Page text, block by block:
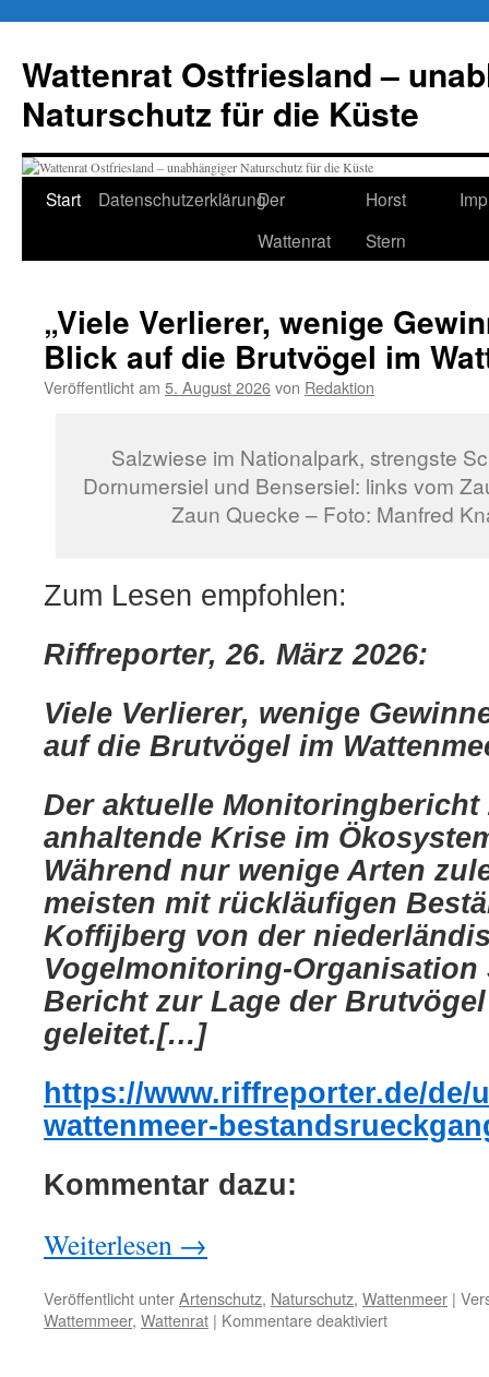
springen
Wattenrat Ostfriesland –
Naturschutz für die Küste
Start DatenschutzerklärungDer
Wattenrat
Horst
Stern
„Viele Verlierer, wenige
Blick auf die Brutvögel im
Veröffentlicht am 5. August 2026von Redaktion
Salzwiese im Nationalpark, strengste
Dornumersiel und Bensersiel: links vom
Zaun Quecke – Foto: Manfred
Zum Lesen empfohlen:
Riffreporter, 26. März 2026:
Viele Verlierer, wenige
auf die Brutvögel im
Der aktuelle Monitoringbericht
anhaltende Krise im
Während nur wenige Arten
meisten mit rückläufigen
Koffijberg von der
Vogelmonitoring-Organisation
Bericht zur Lage der
geleitet.[…]
https://www.riffreporter.de/de/
wattenmeer-
Kommentar dazu:
Weiterlesen →
Veröffentlicht unterArtenschutz, Naturschutz, Wattenmeer |
Wattemmeer, Wattenrat | Kommentare deaktiviertfür